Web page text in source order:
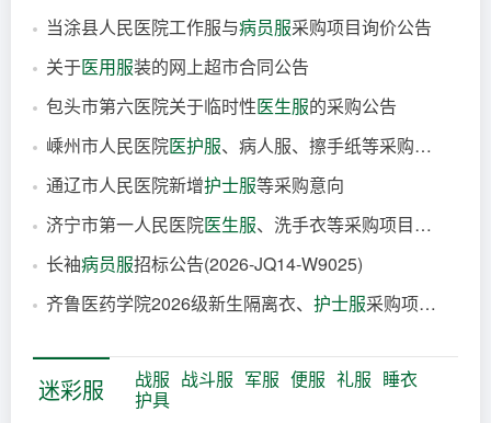
当涂县人民医院工作服与病员服采购项目询价公告
关于医用服装的网上超市合同公告
1小时前
包头市第六医院关于临时性医生服的采购公告
17小时前
嵊州市人民医院医护服、病人服、擦手纸等采购项目公开招标公告（非政府采购项目）
通辽市人民医院新增护士服等采购意向
19小时前
济宁市第一人民医院医生服、洗手衣等采购项目（6876）竞争性磋商公告
长袖病员服招标公告(2026-JQ14-W9025)
2026-08-05
齐鲁医药学院2026级新生隔离衣、 护士服采购项目结果公告
2026-08-05
迷彩服 战服 战斗服 军服 便服 礼服 睡衣
护具